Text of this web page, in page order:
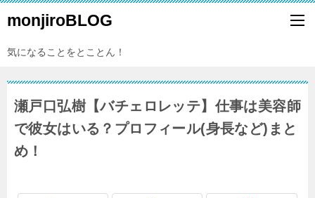
monjiroBLOG
気になることをとことん！
瀬戸口弘樹【バチェロレッテ】仕事は美容師
で彼女はいる？プロフィール(身長など)まと
め！